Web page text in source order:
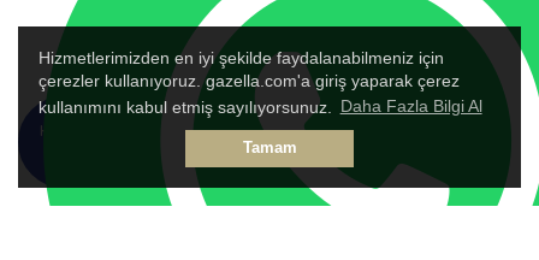
Hizmetlerimizden en iyi şekilde faydalanabilmeniz için
çerezler kullanıyoruz. gazella.com'a giriş yaparak çerez
kullanımını kabul etmiş sayılıyorsunuz.
Daha Fazla Bilgi Al
Tamam
HEMEN
TALEP
FORMU